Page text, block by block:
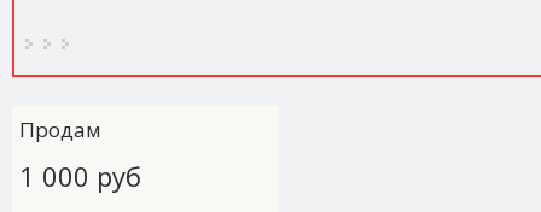
Продам
1 000 руб